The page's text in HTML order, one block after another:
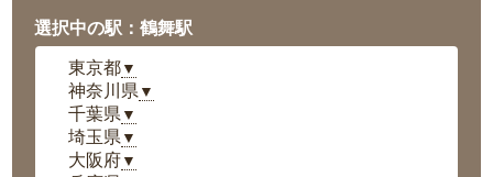
選択中の駅：鶴舞駅
東京都▼
神奈川県 ▼
千葉県 ▼
埼玉県 ▼
大阪府▼